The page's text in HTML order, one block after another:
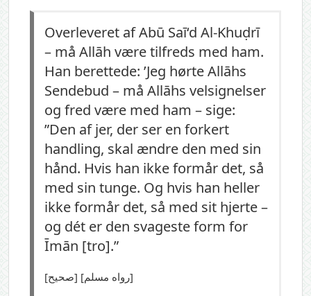
Overleveret af Abū Saī‘d Al-Khuḍrī
– må Allāh være tilfreds med ham.
Han berettede: ’Jeg hørte Allāhs
Sendebud – må Allāhs velsignelser
og fred være med ham – sige:
”Den af jer, der ser en forkert
handling, skal ændre den med sin
hånd. Hvis han ikke formår det, så
med sin tunge. Og hvis han heller
ikke formår det, så med sit hjerte –
og dét er den svageste form for
Īmān [tro].”
[صحيح] [رواه مسلم]